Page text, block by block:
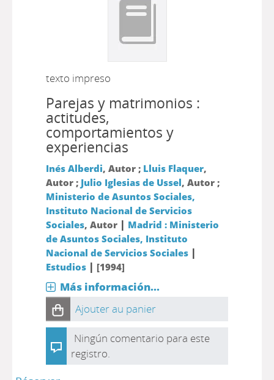
texto impreso
Parejas y matrimonios :
actitudes,
comportamientos y
experiencias
Inés Alberdi, Autor ; Lluis Flaquer,
Autor ; Julio Iglesias de Ussel, Autor ;
Ministerio de Asuntos Sociales,
Instituto Nacional de Servicios
Sociales, Autor | Madrid : Ministerio
de Asuntos Sociales, Instituto
Nacional de Servicios Sociales|
Estudios| [1994]
Más información...
Ajouter au panier
Ningún comentario para este
registro.